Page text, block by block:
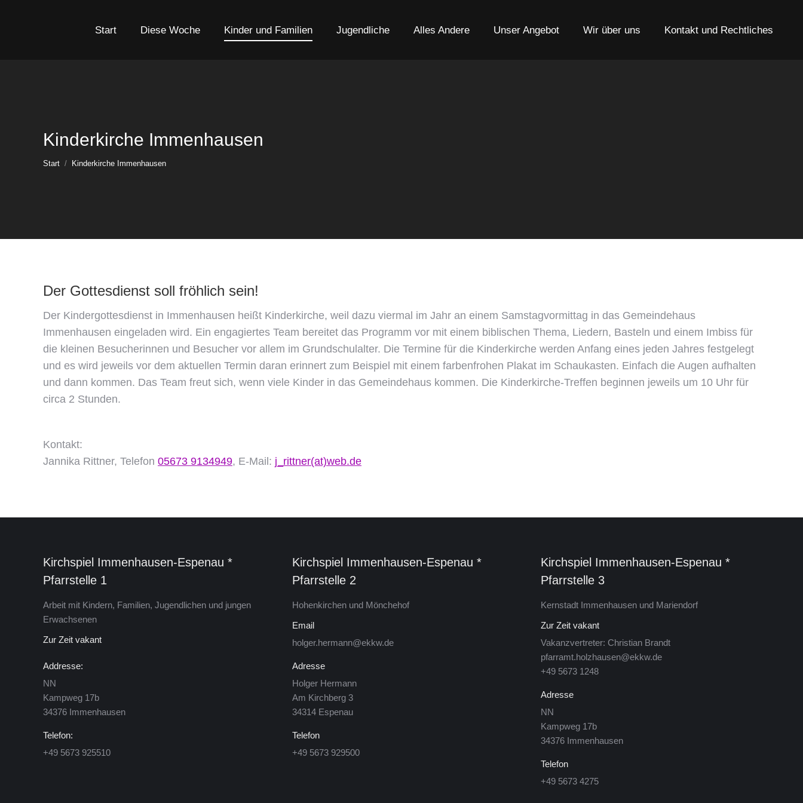
Start Diese Woche Kinder und Familien Jugendliche Alles Andere Unser Angebot Wir über uns Kontakt und Rechtliches
Kinderkirche Immenhausen
Sie befinden sich hier:
Start Kinderkirche Immenhausen
Der Gottesdienst soll fröhlich sein!
Der Kindergottesdienst in Immenhausen heißt Kinderkirche, weil dazu viermal im Jahr an einem Samstagvormittag in das Gemeindehaus
Immenhausen eingeladen wird. Ein engagiertes Team bereitet das Programm vor mit einem biblischen Thema, Liedern, Basteln und einem Imbiss für
die kleinen Besucherinnen und Besucher vor allem im Grundschulalter. Die Termine für die Kinderkirche werden Anfang eines jeden Jahres festgelegt
und es wird jeweils vor dem aktuellen Termin daran erinnert zum Beispiel mit einem farbenfrohen Plakat im Schaukasten. Einfach die Augen aufhalten
und dann kommen. Das Team freut sich, wenn viele Kinder in das Gemeindehaus kommen. Die Kinderkirche-Treffen beginnen jeweils um 10 Uhr für
circa 2 Stunden.
Kontakt:
Jannika Rittner, Telefon 05673 9134949, E-Mail: j_rittner(at)web.de
Kirchspiel Immenhausen-Espenau *
Pfarrstelle 1
Arbeit mit Kindern, Familien, Jugendlichen und jungen
Erwachsenen
Zur Zeit vakant
Addresse:
NN
Kamp­weg 17b
34376 Im­men­hau­sen
Telefon:
+49 5673 925510
Kirchspiel Im­men­hau­sen-Es­pe­nau *
Pfarrstelle 2
Ho­hen­kir­chen und Mön­che­hof
Email
holger.hermann@ekkw.de
Adresse
Hol­ger Her­mann
Am Kirch­berg 3
34314 Es­pe­nau
Telefon
+49 5673 929500
Kirchspiel Im­men­hau­sen-Es­pe­nau *
Pfarrstelle 3
Kern­stadt Im­men­hau­sen und Mariendorf
Zur Zeit vakant
Vakanzvertreter: Christian Brandt
pfarramt.holzhausen@ekkw.de
+49 5673 1248
Adresse
NN
Kamp­weg 17b
34376 Im­men­hau­sen
Telefon
+49 5673 4275